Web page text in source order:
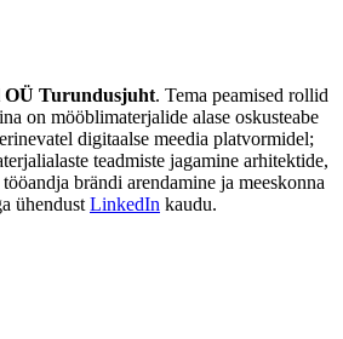
OÜ Turundusjuht. Tema peamised rollid
on mööblimaterjalide alase oskusteabe
digitaalse meedia platvormidel;
teadmiste jagamine arhitektide,
brändi arendamine ja meeskonna
ühendust LinkedIn kaudu.